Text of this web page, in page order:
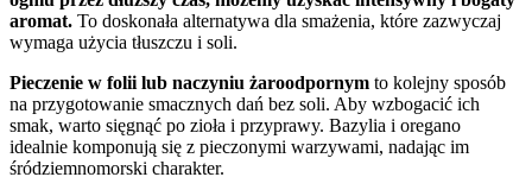
aromat. To doskonała alternatywa dla smażenia, które zazwyczaj
wymaga użycia tłuszczu i soli.
Pieczenie w folii lub naczyniu żaroodpornym to kolejny sposób
na przygotowanie smacznych dań bez soli. Aby wzbogacić ich
smak, warto sięgnąć po zioła i przyprawy. Bazylia i oregano
idealnie komponują się z pieczonymi warzywami, nadając im
śródziemnomorski charakter.